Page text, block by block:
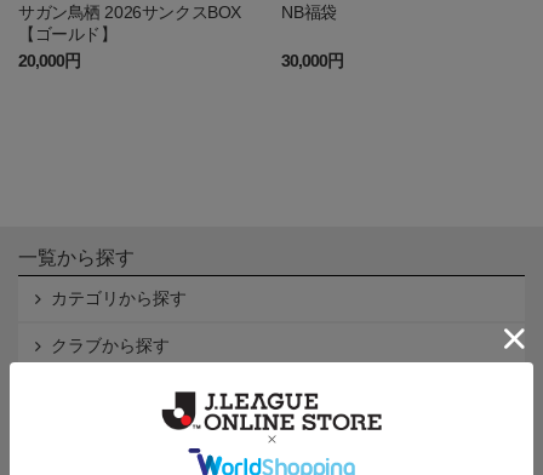
サガン鳥栖 2026サンクスBOX
【ゴールド】
20,000円
NB福袋
30,000円
一覧から探す
カテゴリから探す
クラブから探す
Ｊ2
インフォメーション